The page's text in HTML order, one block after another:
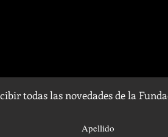
todas las novedades de la